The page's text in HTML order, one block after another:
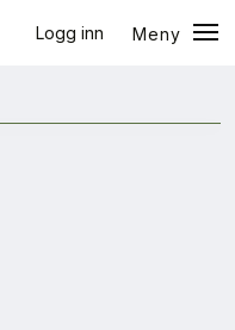
Logg inn
Meny